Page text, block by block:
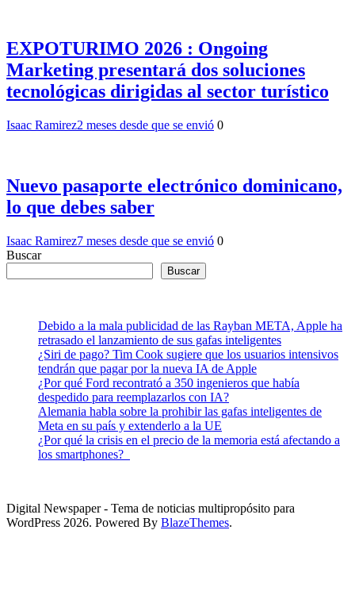
EXPOTURIMO 2026 : Ongoing
Marketing presentará dos soluciones
tecnológicas dirigidas al sector turístico
Isaac Ramirez2 meses desde que se envió 0
Nuevo pasaporte electrónico dominicano,
lo que debes saber
Isaac Ramirez7 meses desde que se envió 0
Buscar
Buscar
Debido a la mala publicidad de las Rayban META, Apple ha
retrasado el lanzamiento de sus gafas inteligentes
¿Siri de pago? Tim Cook sugiere que los usuarios intensivos
tendrán que pagar por la nueva IA de Apple
¿Por qué Ford recontrató a 350 ingenieros que había
despedido para reemplazarlos con IA?
Alemania habla sobre la prohibir las gafas inteligentes de
Meta en su país y extenderlo a la UE
¿Por qué la crisis en el precio de la memoria está afectando a
los smartphones?
Digital Newspaper - Tema de noticias multipropósito para
WordPress 2026. Powered By BlazeThemes.